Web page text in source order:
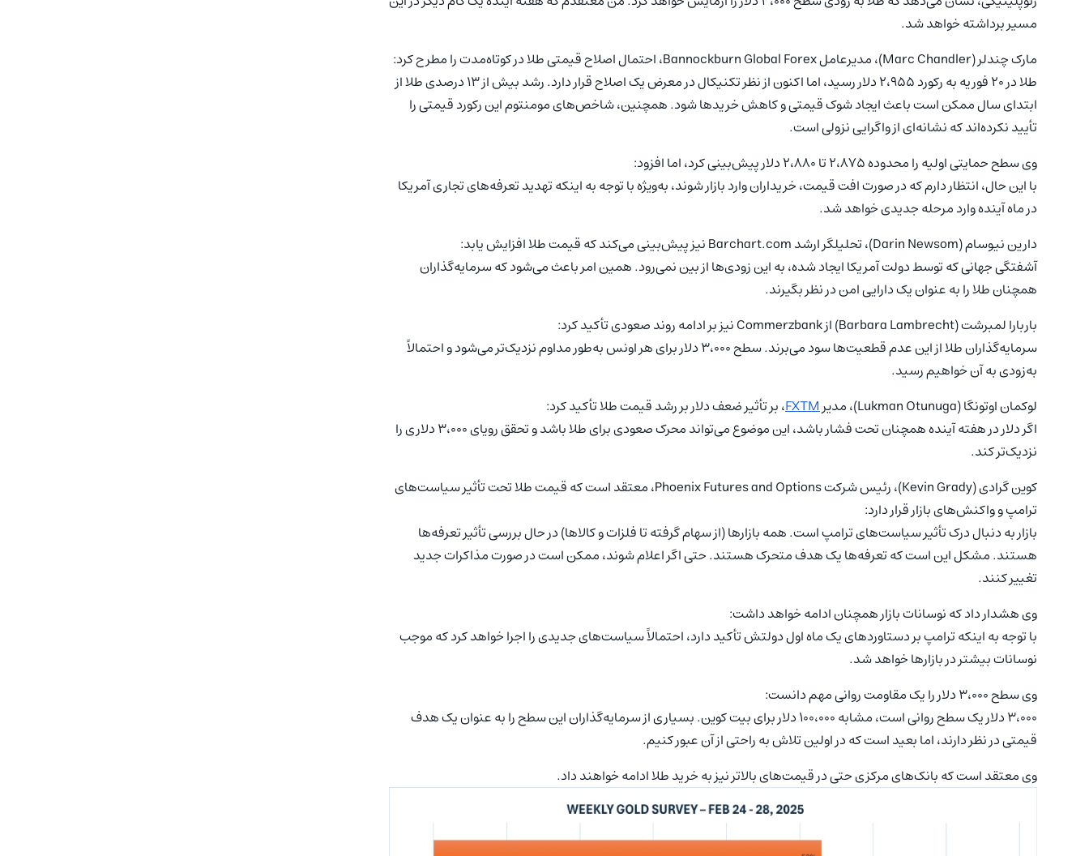
مسیر برداشته خواهد شد.
مارک چندلر (Marc Chandler)، مدیرعامل Bannockburn Global Forex، احتمال اصلاح قیمتی طلا در کوتاه‌مدت را مطرح کرد:
طلا در ۲۰ فوریه به رکورد ۲،۹۵۵ دلار رسید، اما اکنون از نظر تکنیکال در معرض یک اصلاح قرار دارد. رشد بیش از ۱۳ درصدی طلا از
ابتدای سال ممکن است باعث ایجاد شوک قیمتی و کاهش خریدها شود. همچنین، شاخص‌های مومنتوم این رکورد قیمتی را
تأیید نکرده‌اند که نشانه‌ای از واگرایی نزولی است.
وی سطح حمایتی اولیه را محدوده ۲،۸۷۵ تا ۲،۸۸۰ دلار پیش‌بینی کرد، اما افزود:
با این حال، انتظار دارم که در صورت افت قیمت، خریداران وارد بازار شوند، به‌ویژه با توجه به اینکه تهدید تعرفه‌های تجاری آمریکا
در ماه آینده وارد مرحله جدیدی خواهد شد.
دارین نیوسام (Darin Newsom)، تحلیلگر ارشد Barchart.com نیز پیش‌بینی می‌کند که قیمت طلا افزایش یابد:
آشفتگی جهانی که توسط دولت آمریکا ایجاد شده، به این زودی‌ها از بین نمی‌رود. همین امر باعث می‌شود که سرمایه‌گذاران
همچنان طلا را به عنوان یک دارایی امن در نظر بگیرند.
باربارا لمبرشت (Barbara Lambrecht) از Commerzbank نیز بر ادامه روند صعودی تأکید کرد:
سرمایه‌گذاران طلا از این عدم قطعیت‌ها سود می‌برند. سطح ۳،۰۰۰ دلار برای هر اونس به‌طور مداوم نزدیک‌تر می‌شود و احتمالاً
به‌زودی به آن خواهیم رسید.
لوکمان اوتونگا (Lukman Otunuga)، مدیر
FXTM، بر تأثیر ضعف دلار بر رشد قیمت طلا تأکید کرد:
اگر دلار در هفته آینده همچنان تحت فشار باشد، این موضوع می‌تواند محرک صعودی برای طلا باشد و تحقق رویای ۳،۰۰۰ دلاری را
نزدیک‌تر کند.
کوین گرادی (Kevin Grady)، رئیس شرکت Phoenix Futures and Options، معتقد است که قیمت طلا تحت تأثیر سیاست‌های
ترامپ و واکنش‌های بازار قرار دارد:
بازار به دنبال درک تأثیر سیاست‌های ترامپ است. همه بازارها (از سهام گرفته تا فلزات و کالاها) در حال بررسی تأثیر تعرفه‌ها
هستند. مشکل این است که تعرفه‌ها یک هدف متحرک هستند. حتی اگر اعلام شوند، ممکن است در صورت مذاکرات جدید
تغییر کنند.
وی هشدار داد که نوسانات بازار همچنان ادامه خواهد داشت:
با توجه به اینکه ترامپ بر دستاوردهای یک ماه اول دولتش تأکید دارد، احتمالاً سیاست‌های جدیدی را اجرا خواهد کرد که موجب
نوسانات بیشتر در بازارها خواهد شد.
وی سطح ۳،۰۰۰ دلار را یک مقاومت روانی مهم دانست:
۳،۰۰۰ دلار یک سطح روانی است، مشابه ۱۰۰،۰۰۰ دلار برای بیت‌ کوین. بسیاری از سرمایه‌گذاران این سطح را به عنوان یک هدف
قیمتی در نظر دارند، اما بعید است که در اولین تلاش به راحتی از آن عبور کنیم.
وی معتقد است که بانک‌های مرکزی حتی در قیمت‌های بالاتر نیز به خرید طلا ادامه خواهند داد.